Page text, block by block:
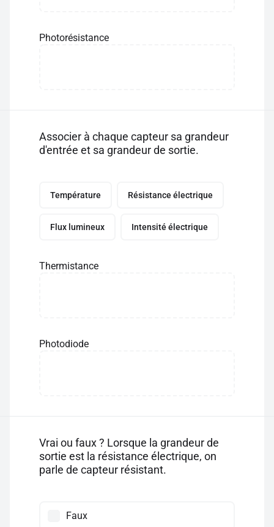
Photorésistance
Associer à chaque capteur sa grandeur
d'entrée et sa grandeur de sortie.
Température Résistance électrique
Flux lumineux Intensité électrique
Thermistance
Photodiode
Vrai ou faux ? Lorsque la grandeur de
sortie est la résistance électrique, on
parle de capteur résistant.
Faux